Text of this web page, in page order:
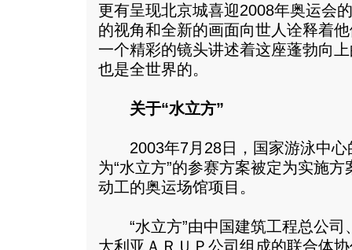
更有呈现北京城喜迎2008年奥运会
的视角和全新的画面向世人诠释着
一个精彩的镜头讲述着这座蓬勃向
也是全世界的。
关于“水立方”
2003年7月28日，国家游泳中心
为“水立方”的参赛方案被定为实施
动工的奥运场馆项目。
“水立方”由中国建筑工程总公司
大利亚ＡＲＵＰ公司组成的联合体